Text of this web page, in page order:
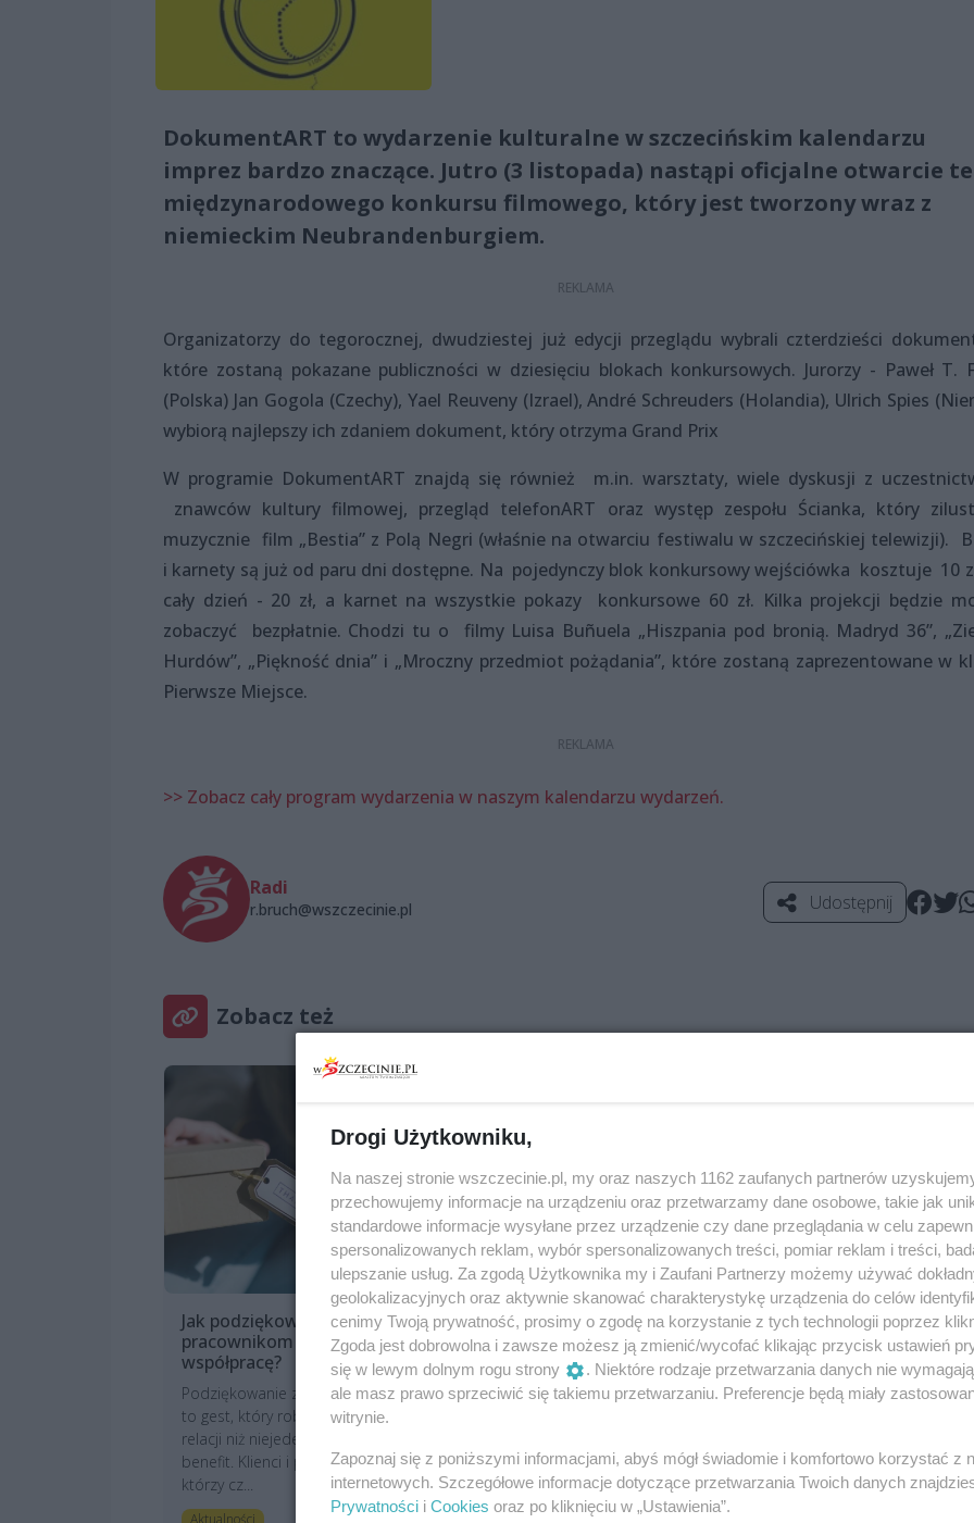
DokumentART to wydarzenie kulturalne w szczecińskim kalendarzu
imprez bardzo znaczące. Jutro (3 listopada) nastąpi oficjalne otwarcie
międzynarodowego konkursu filmowego, który jest tworzony wraz z
niemieckim Neubrandenburgiem.
Organizatorzy do tegorocznej, dwudziestej już edycji przeglądu wybrali czterdzieści
które zostaną pokazane publiczności w dziesięciu blokach konkursowych. Jurorzy - Paweł T.
(Polska) Jan Gogola (Czechy), Yael Reuveny (Izrael), André Schreuders (Holandia), Ulrich Spies
wybiorą najlepszy ich zdaniem dokument, który otrzyma Grand Prix
W programie DokumentART znajdą się również m.in. warsztaty, wiele dyskusji z
znawców kultury filmowej, przegląd telefonART oraz występ zespołu Ścianka, który
muzycznie film „Bestia” z Polą Negri (właśnie na otwarciu festiwalu w szczecińskiej telewizji).
i karnety są już od paru dni dostępne. Na pojedynczy blok konkursowy wejściówka kosztuje 10
cały dzień - 20 zł, a karnet na wszystkie pokazy konkursowe 60 zł. Kilka projekcji będzie
zobaczyć bezpłatnie. Chodzi tu o filmy Luisa Buñuela „Hiszpania pod bronią. Madryd 36”,
Hurdów”, „Piękność dnia” i „Mroczny przedmiot pożądania”, które zostaną zaprezentowane w
Pierwsze Miejsce.
>> Zobacz cały program wydarzenia w naszym kalendarzu wydarzeń.
Radi
r.bruch@wszczecinie.pl Udostępnij
Zobacz też
Jak podziękować klientom i
pracownikom za
współpracę?
Podziękowanie za współpracę
to gest, który robi więcej dla
relacji niż niejeden rabat czy
benefit. Klienci i pracownicy,
którzy cz...
art. sponsorowany
Milion złotych ze słynnej
zbiórki Łatwoganga i
Fundacji Cancer Fighters
trafiło do szczecińskiego
szpitala
akcji „Diss na raka” pomogą
podopiecznym Kliniki Pediatrii i
Hemato-Onkologii Dziecięcej
Dramat w Szczecinie.
Przywiązany do łóżka pies
w pustym mieszkaniu
Puste mieszkanie, a w nim
nie mieć dostępy do wody ani
jedzenia. Pol...
Drogi Użytkowniku,
Na naszej stronie wszczecinie.pl, my oraz naszych 1162 zaufanych partnerów
przechowujemy informacje na urządzeniu oraz przetwarzamy dane osobowe, takie jak
standardowe informacje wysyłane przez urządzenie czy dane przeglądania w celu
spersonalizowanych reklam, wybór spersonalizowanych treści, pomiar reklam i treści,
ulepszanie usług. Za zgodą Użytkownika my i Zaufani Partnerzy możemy używać
geolokalizacyjnych oraz aktywnie skanować charakterystykę urządzenia do celów
cenimy Twoją prywatność, prosimy o zgodę na korzystanie z tych technologii poprzez
Zgoda jest dobrowolna i zawsze możesz ją zmienić/wycofać klikając przycisk ustawień
się w lewym dolnym rogu strony
. Niektóre rodzaje przetwarzania danych nie
ale masz prawo sprzeciwić się takiemu przetwarzaniu. Preferencje będą miały
witrynie.
Zapoznaj się z poniższymi informacjami, abyś mógł świadomie i komfortowo korzystać z
internetowych. Szczegółowe informacje dotyczące przetwarzania Twoich danych
Prywatności i Cookies oraz po kliknięciu w „Ustawienia”.